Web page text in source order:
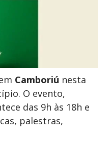
Camboriú nesta
O evento,
das 9h às 18h e
palestras,